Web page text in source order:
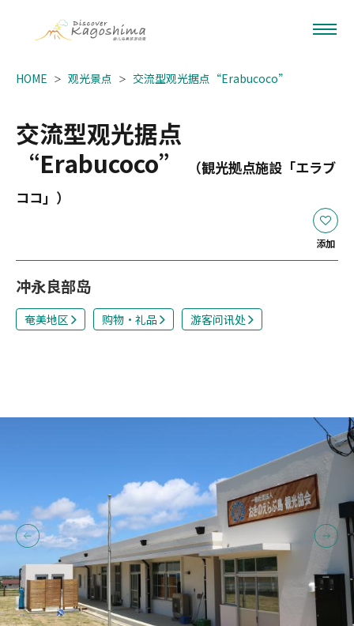
HOME 观光景点 交流型观光据点“Erabucoco”
交流型观光据点
“Erabucoco”
（観光拠点施設「エラブ
ココ」）
添加
冲永良部岛
奄美地区 购物・礼品 游客问讯处